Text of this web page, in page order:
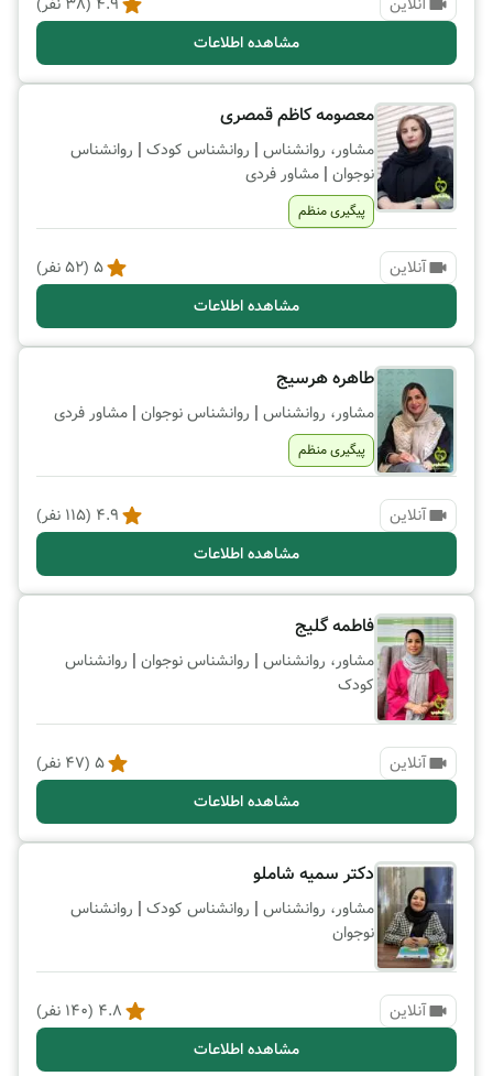
مشاهده اطلاعات
معصومه کاظم قمصری
مشاور، روانشناس | روانشناس کودک | روانشناس
نوجوان | مشاور فردی
پیگیری منظم
آنلاین 5
(
52نفر)
مشاهده اطلاعات
طاهره هرسیج
مشاور، روانشناس | روانشناس نوجوان | مشاور فردی
پیگیری منظم
آنلاین 4.9
(
115 نفر)
مشاهده اطلاعات
فاطمه گلیج
مشاور، روانشناس | روانشناس نوجوان | روانشناس
کودک
آنلاین 5
(
47 نفر)
مشاهده اطلاعات
دکتر سمیه شاملو
مشاور، روانشناس | روانشناس کودک | روانشناس
نوجوان
آنلاین 4.8
(
140 نفر)
مشاهده اطلاعات